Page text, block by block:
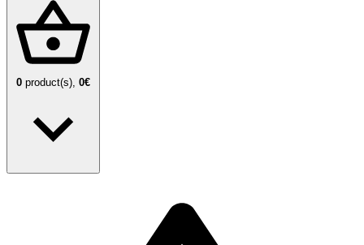
0 product(s), 0€